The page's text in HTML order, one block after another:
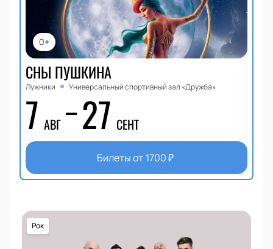
0+
СНЫ ПУШКИНА
Лужники Универсальный спортивный зал «Дружба»
7 АВГ 27 СЕНТ
Билеты от 1700₽
Рок